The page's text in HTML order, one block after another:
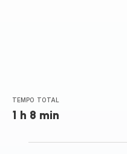
TEMPO TOTAL
1 h 8 min